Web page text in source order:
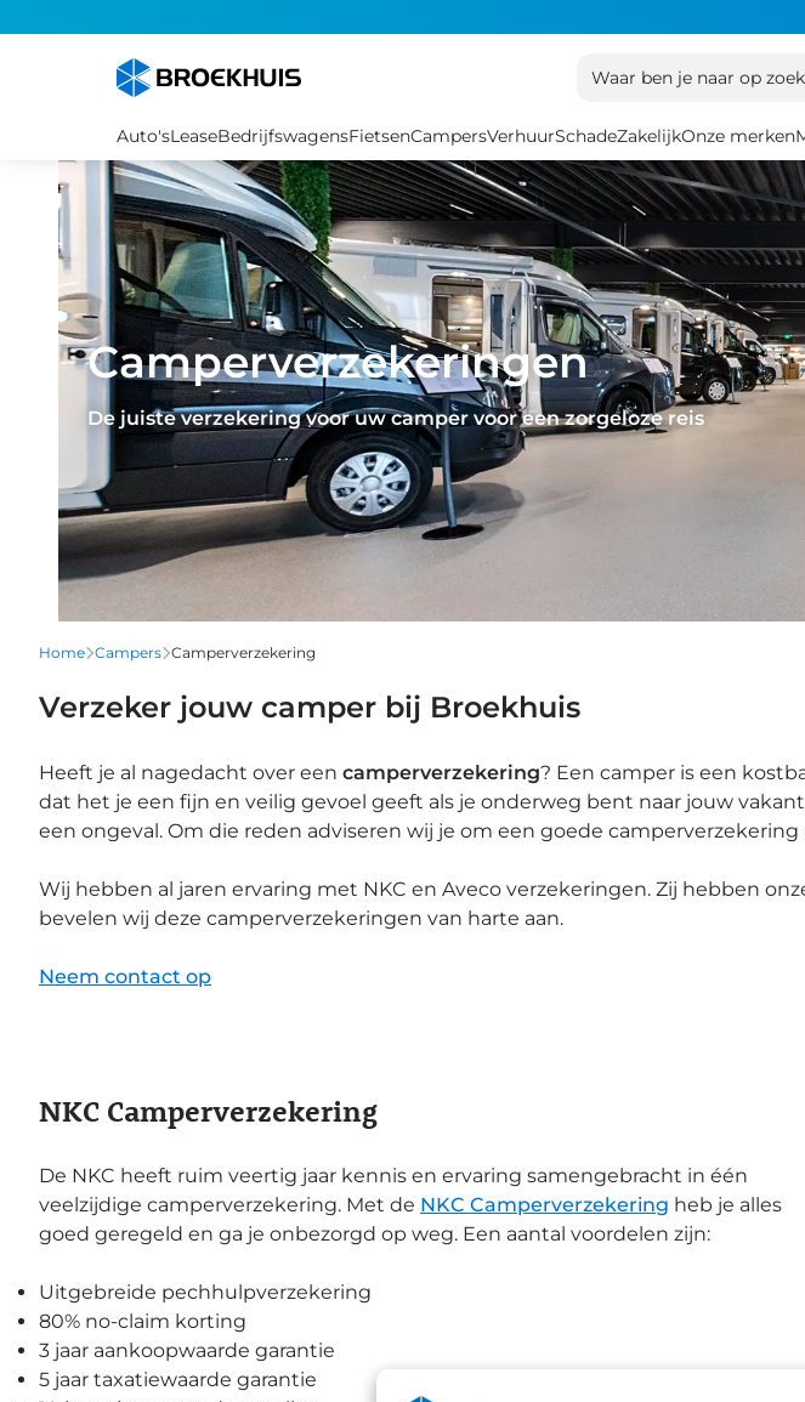
Waar ben je naar op
Auto'sLeaseBedrijfswagensFietsenCampersVerhuurSchadeZakelijkOnze merken
Camperverzekeringen
De juiste verzekering voor uw camper voor een zorgeloze reis
Home Campers Camperverzekering
Verzeker jouw camper bij Broekhuis
Heeft je al nagedacht over een camperverzekering? Een camper is een
dat het je een fijn en veilig gevoel geeft als je onderweg bent naar jouw
een ongeval. Om die reden adviseren wij je om een goede camperverzekering
Wij hebben al jaren ervaring met NKC en Aveco verzekeringen. Zij hebben
bevelen wij deze camperverzekeringen van harte aan.
Neem contact op
NKC Camperverzekering
De NKC heeft ruim veertig jaar kennis en ervaring samengebracht in één
veelzijdige camperverzekering. Met de NKC Camperverzekering heb je alles
goed geregeld en ga je onbezorgd op weg. Een aantal voordelen zijn:
Uitgebreide pechhulpverzekering
80% no-claim korting
3 jaar aankoopwaarde garantie
5 jaar taxatiewaarde garantie